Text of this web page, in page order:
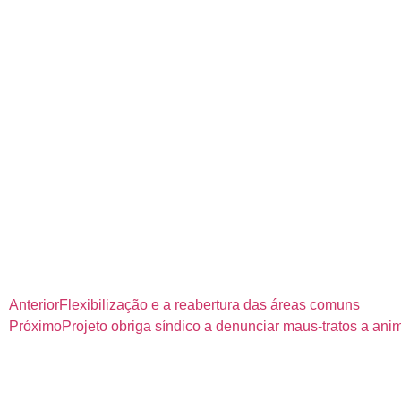
AnteriorFlexibilização e a reabertura das áreas comuns
PróximoProjeto obriga síndico a denunciar maus-tratos a